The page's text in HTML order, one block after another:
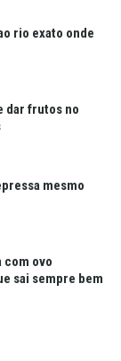
rio exato onde
dar frutos no
mesmo
com ovo
sai sempre bem